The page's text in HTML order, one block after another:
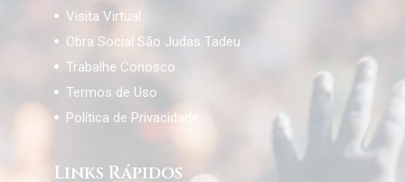
Visita Virtual
Obra Social São Judas Tadeu
Trabalhe Conosco
Termos de Uso
Política de Privacidade
Links Rápidos